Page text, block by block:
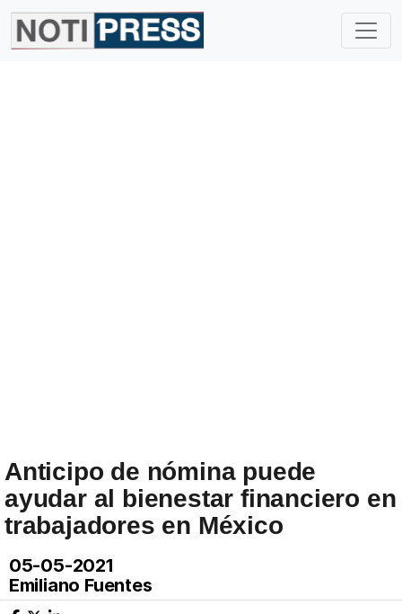
Anticipo de nómina puede
ayudar al bienestar financiero en
trabajadores en México
05-05-2021
Emiliano Fuentes